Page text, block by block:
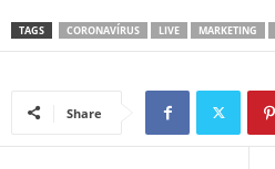
TAGS CORONAVÍRUS LIVE MARKETING
Share